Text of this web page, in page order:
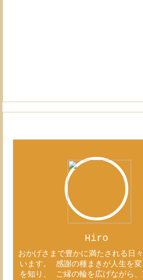
Hiro
おかげさまで豊かに満たされる日
います。 感謝の種まきが人生を変
を知り、 ご縁の輪を広げながら